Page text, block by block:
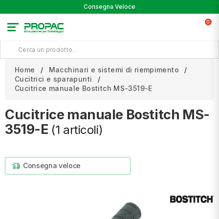
0
Consegna Veloce
Home
Macchinari e sistemi di riempimento
Cucitrici e sparapunti
Cucitrice manuale Bostitch MS-3519-E
Cucitrice manuale Bostitch MS-
3519-E (1 articoli)
Consegna veloce